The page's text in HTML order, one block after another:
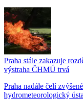
Praha stále zakazuje
výstraha ČHMÚ trvá
Praha nadále čelí
hydrometeorologický